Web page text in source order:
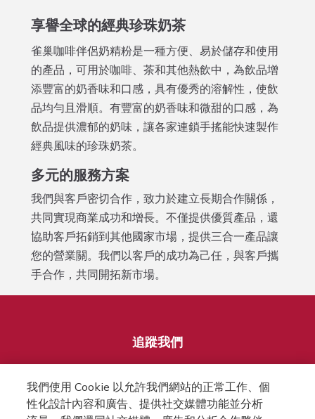
享譽全球的經典珍珠奶茶
雀巢咖啡伴侶奶精粉是一種方便、易於儲存和使用
的產品，可用於咖啡、茶和其他熱飲中，為飲品增
添豐富的奶香味和口感，具有優秀的溶解性，使飲
品均勻且滑順。有豐富的奶香味和微甜的口感，為
飲品提供濃郁的奶味，讓各家連鎖手搖能快速製作
經典風味的珍珠奶茶。
多元的服務方案
我們與客戶密切合作，致力於建立長期合作關係，
共同實現商業成功和增長。不僅提供優質產品，還
協助客戶拓銷到其他國家市場，提供三合一產品讓
您的營業關。我們以客戶的成功為己任，與客戶攜
手合作，共同開拓新市場。
追蹤我們
我們使用 Cookie 以允許我們網站的正常工作、個
性化設計內容和廣告、提供社交媒體功能並分析